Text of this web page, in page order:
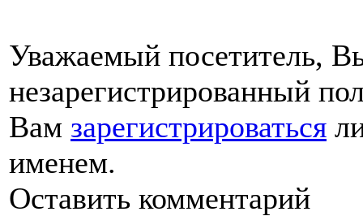
Уважаемый посетитель,
незарегистрированный
Вам зарегистрироваться
именем.
Оставить комментарий